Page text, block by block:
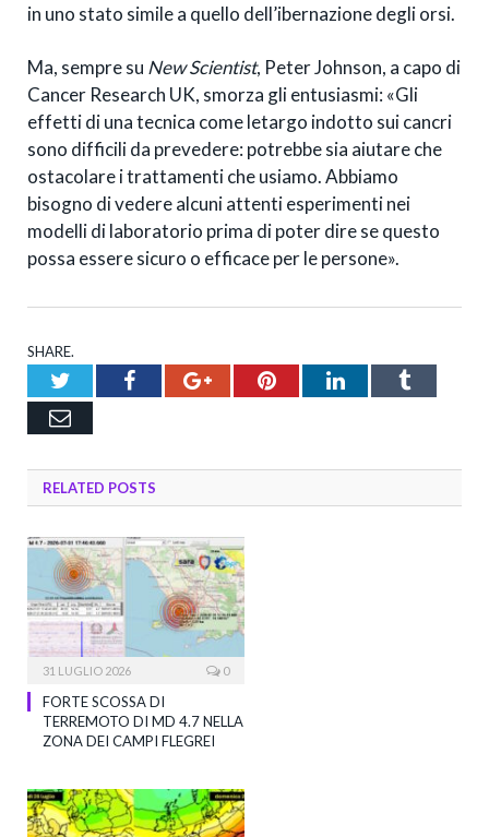
in uno stato simile a quello dell’ibernazione degli orsi.
Ma, sempre su New Scientist, Peter Johnson, a capo di
Cancer Research UK, smorza gli entusiasmi: «Gli
effetti di una tecnica come letargo indotto sui cancri
sono difficili da prevedere: potrebbe sia aiutare che
ostacolare i trattamenti che usiamo. Abbiamo
bisogno di vedere alcuni attenti esperimenti nei
modelli di laboratorio prima di poter dire se questo
possa essere sicuro o efficace per le persone».
SHARE.
TwitterFacebookGoogle+PinterestLinkedInTumblr
Email
RELATED POSTS
31 LUGLIO 2026 0
FORTE SCOSSA DI
TERREMOTO DI MD 4.7 NELLA
ZONA DEI CAMPI FLEGREI